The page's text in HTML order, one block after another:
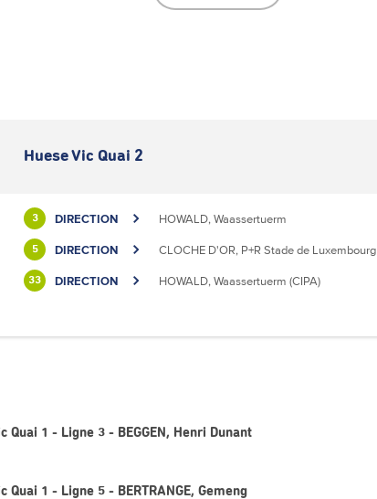
Huese Vic Quai 2
3 DIRECTION HOWALD, Waassertuerm
5 DIRECTION CLOCHE D'OR, P+R Stade de Luxembourg
33 DIRECTION HOWALD, Waassertuerm (CIPA)
Quai 1 - Ligne 3 - BEGGEN, Henri Dunant
Quai 1 - Ligne 5 - BERTRANGE, Gemeng